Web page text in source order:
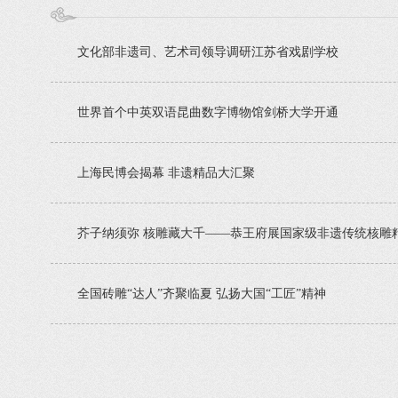
文化部非遗司、艺术司领导调研江苏省戏剧学校
世界首个中英双语昆曲数字博物馆剑桥大学开通
上海民博会揭幕 非遗精品大汇聚
芥子纳须弥 核雕藏大千——恭王府展国家级非遗传统核雕
全国砖雕“达人”齐聚临夏 弘扬大国“工匠”精神